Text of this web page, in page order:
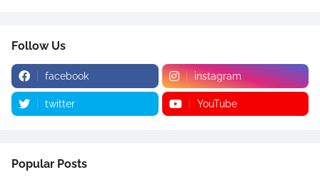
Follow Us
facebook instagram
twitter YouTube
Popular Posts